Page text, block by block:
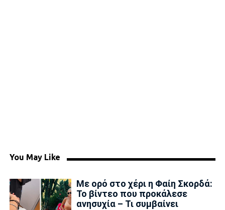
You May Like
Με ορό στο χέρι η Φαίη Σκορδά:
Το βίντεο που προκάλεσε
ανησυχία – Τι συμβαίνει